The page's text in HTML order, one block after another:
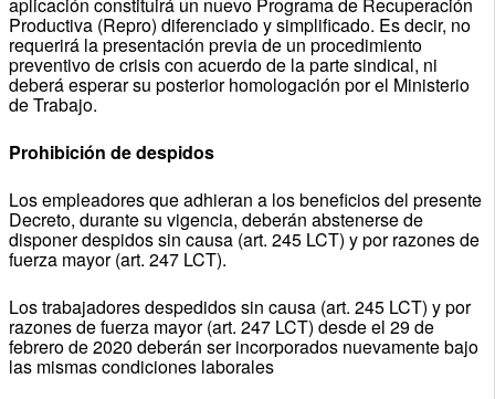
Productiva (Repro) diferenciado y simplificado. Es decir, no
requerirá la presentación previa de un procedimiento
preventivo de crisis con acuerdo de la parte sindical, ni
deberá esperar su posterior homologación por el Ministerio
de Trabajo.
Prohibición de despidos
Los empleadores que adhieran a los beneficios del presente
Decreto, durante su vigencia, deberán abstenerse de
disponer despidos sin causa (art. 245 LCT) y por razones de
fuerza mayor (art. 247 LCT).
Los trabajadores despedidos sin causa (art. 245 LCT) y por
razones de fuerza mayor (art. 247 LCT) desde el 29 de
febrero de 2020 deberán ser incorporados nuevamente bajo
las mismas condiciones laborales